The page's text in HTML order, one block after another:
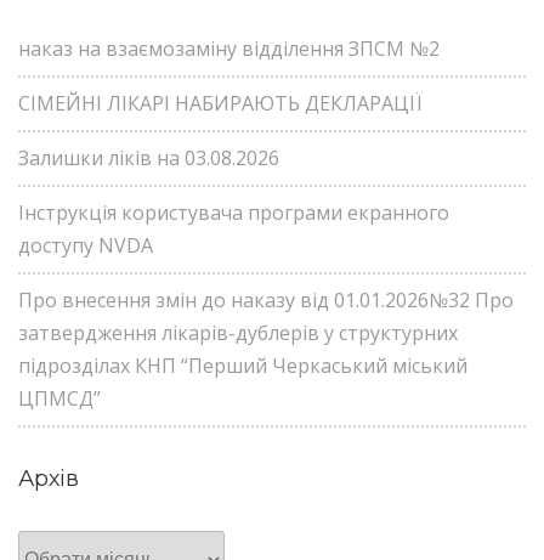
наказ на взаємозаміну відділення ЗПСМ №2
СІМЕЙНІ ЛІКАРІ НАБИРАЮТЬ ДЕКЛАРАЦІЇ
Залишки ліків на 03.08.2026
Інструкція користувача програми екранного
доступу NVDA
Про внесення змін до наказу від 01.01.2026№32 Про
затвердження лікарів-дублерів у структурних
підрозділах КНП “Перший Черкаський міський
ЦПМСД”
Архів
Архів